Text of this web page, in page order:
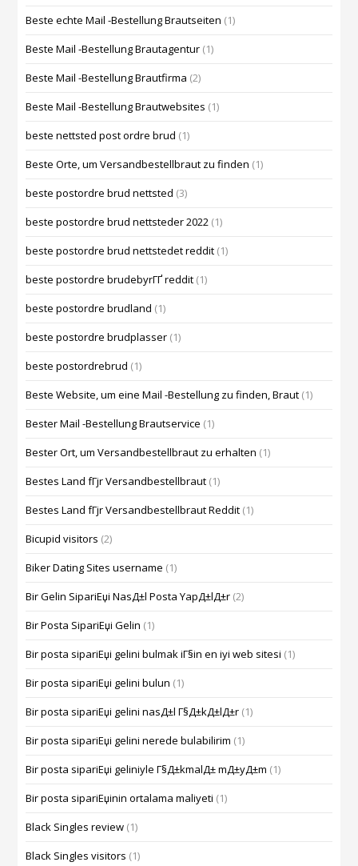
Beste echte Mail -Bestellung Brautseiten (1)
Beste Mail -Bestellung Brautagentur (1)
Beste Mail -Bestellung Brautfirma (2)
Beste Mail -Bestellung Brautwebsites (1)
beste nettsted post ordre brud (1)
Beste Orte, um Versandbestellbraut zu finden (1)
beste postordre brud nettsted (3)
beste postordre brud nettsteder 2022 (1)
beste postordre brud nettstedet reddit (1)
beste postordre brudebyrГҐ reddit (1)
beste postordre brudland (1)
beste postordre brudplasser (1)
beste postordrebrud (1)
Beste Website, um eine Mail -Bestellung zu finden, Braut (1)
Bester Mail -Bestellung Brautservice (1)
Bester Ort, um Versandbestellbraut zu erhalten (1)
Bestes Land fГјr Versandbestellbraut (1)
Bestes Land fГјr Versandbestellbraut Reddit (1)
Bicupid visitors (2)
Biker Dating Sites username (1)
Bir Gelin SipariЕџi NasД±l Posta YapД±lД±r (2)
Bir Posta SipariЕџi Gelin (1)
Bir posta sipariЕџi gelini bulmak iГ§in en iyi web sitesi (1)
Bir posta sipariЕџi gelini bulun (1)
Bir posta sipariЕџi gelini nasД±l Г§Д±kД±lД±r (1)
Bir posta sipariЕџi gelini nerede bulabilirim (1)
Bir posta sipariЕџi geliniyle Г§Д±kmalД± mД±yД±m (1)
Bir posta sipariЕџinin ortalama maliyeti (1)
Black Singles review (1)
Black Singles visitors (1)